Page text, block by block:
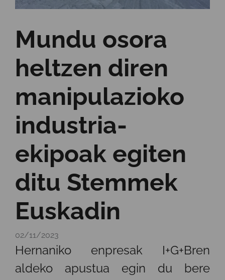
Mundu osora
heltzen diren
manipulazioko
industria-
ekipoak egiten
ditu Stemmek
Euskadin
02/11/2023
Hernaniko enpresak I+G+Bren
aldeko apustua egin du bere